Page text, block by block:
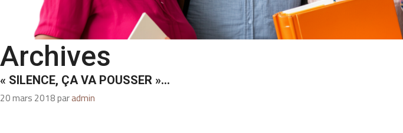
Archives
« SILENCE, ÇA VA POUSSER »…
20 mars 2018paradmin